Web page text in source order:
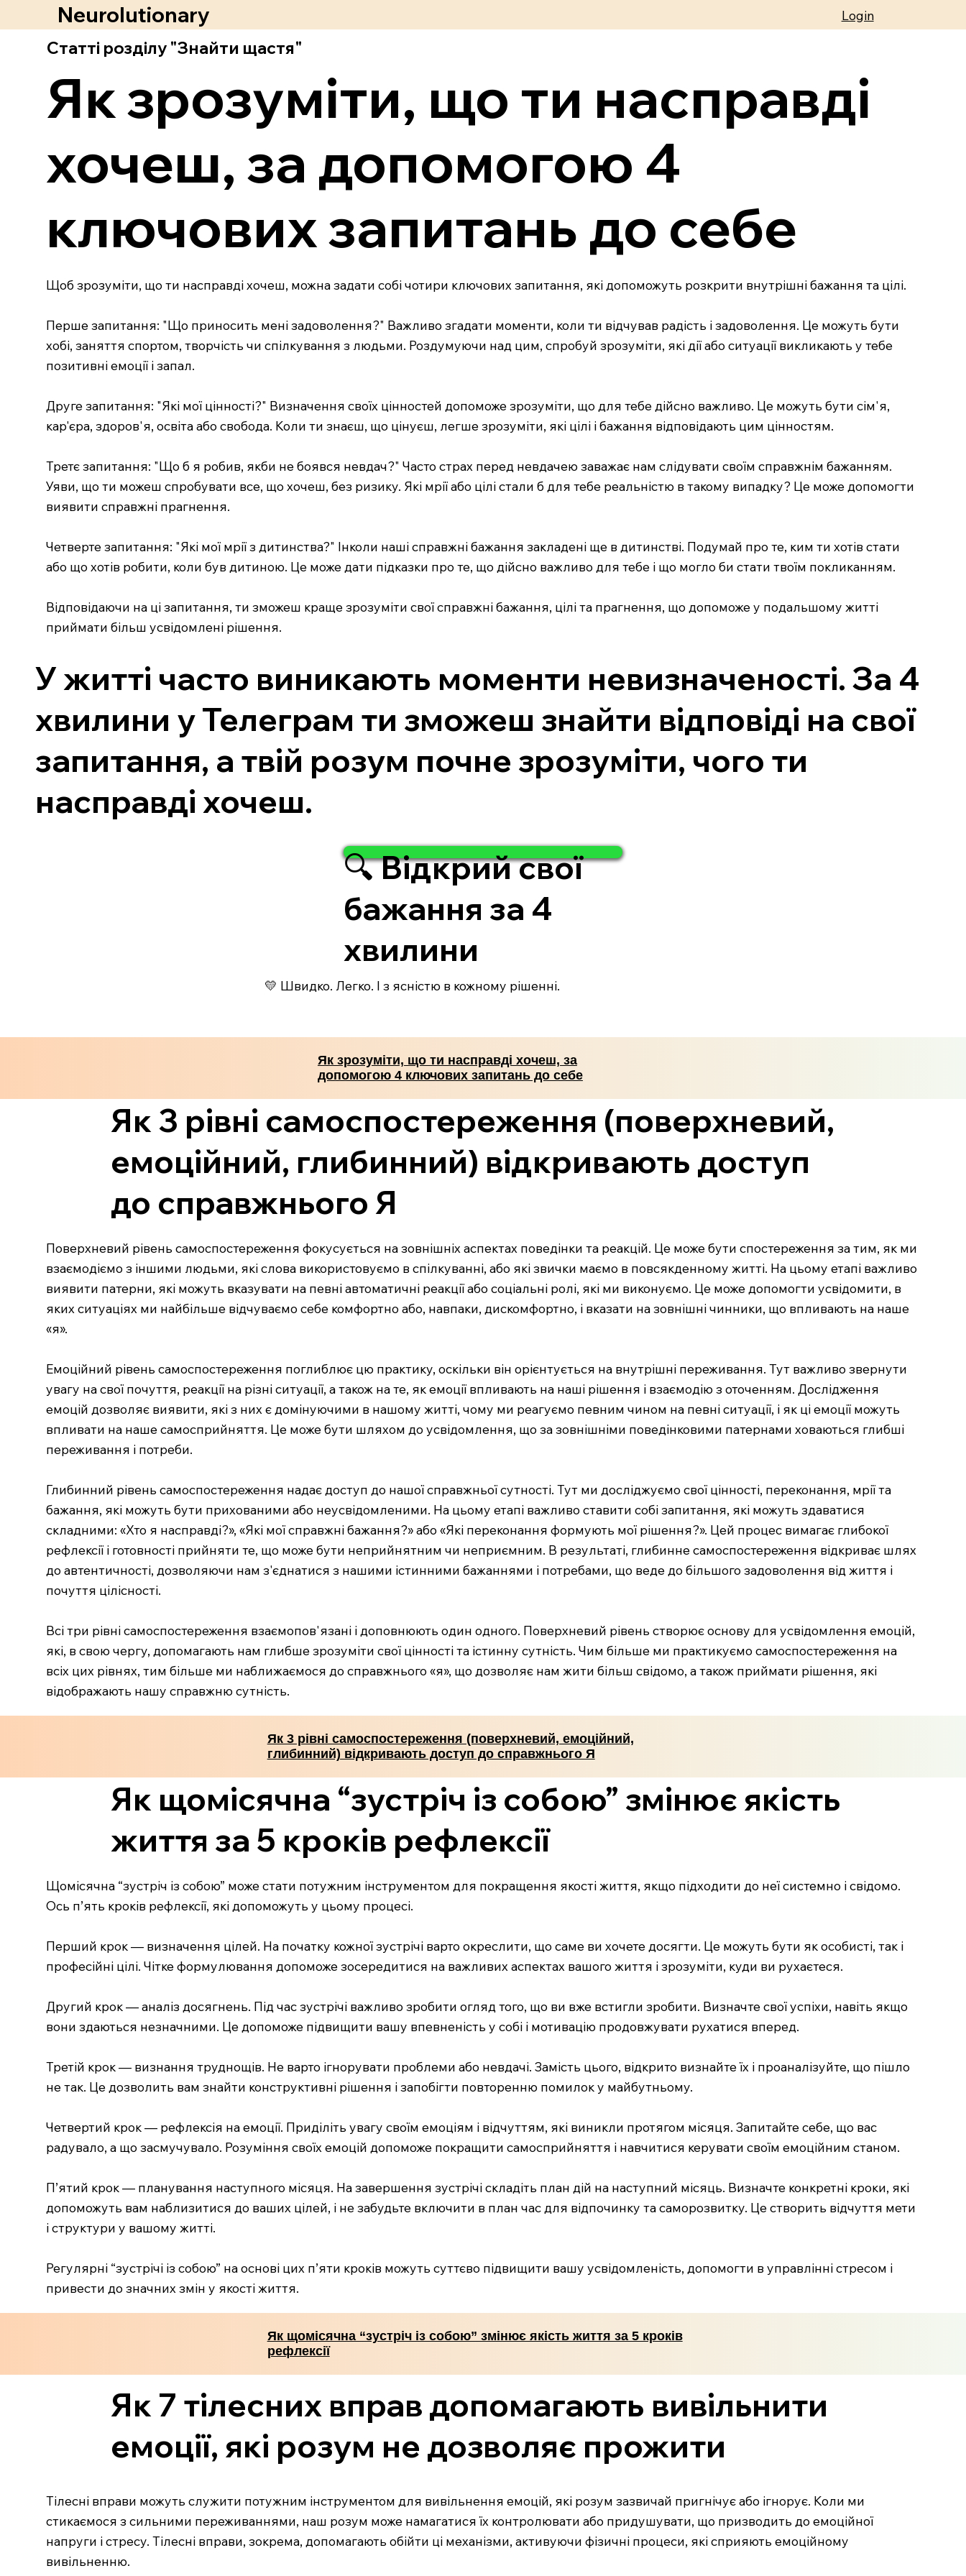
Neurolutionary Login
Статті розділу "Знайти щастя"
Як зрозуміти, що ти насправді
хочеш, за допомогою 4
ключових запитань до себе
Щоб зрозуміти, що ти насправді хочеш, можна задати собі чотири ключових запитання, які допоможуть розкрити внутрішні бажання та цілі.
Перше запитання: "Що приносить мені задоволення?" Важливо згадати моменти, коли ти відчував радість і задоволення. Це можуть бути
хобі, заняття спортом, творчість чи спілкування з людьми. Роздумуючи над цим, спробуй зрозуміти, які дії або ситуації викликають у тебе
позитивні емоції і запал.
Друге запитання: "Які мої цінності?" Визначення своїх цінностей допоможе зрозуміти, що для тебе дійсно важливо. Це можуть бути сім'я,
кар'єра, здоров'я, освіта або свобода. Коли ти знаєш, що цінуєш, легше зрозуміти, які цілі і бажання відповідають цим цінностям.
Третє запитання: "Що б я робив, якби не боявся невдач?" Часто страх перед невдачею заважає нам слідувати своїм справжнім бажанням.
Уяви, що ти можеш спробувати все, що хочеш, без ризику. Які мрії або цілі стали б для тебе реальністю в такому випадку? Це може допомогти
виявити справжні прагнення.
Четверте запитання: "Які мої мрії з дитинства?" Інколи наші справжні бажання закладені ще в дитинстві. Подумай про те, ким ти хотів стати
або що хотів робити, коли був дитиною. Це може дати підказки про те, що дійсно важливо для тебе і що могло би стати твоїм покликанням.
Відповідаючи на ці запитання, ти зможеш краще зрозуміти свої справжні бажання, цілі та прагнення, що допоможе у подальшому житті
приймати більш усвідомлені рішення.
У житті часто виникають моменти невизначеності. За 4
хвилини у Телеграм ти зможеш знайти відповіді на свої
запитання, а твій розум почне зрозуміти, чого ти
насправді хочеш.
🔍 Відкрий свої
бажання за 4
хвилини
💛 Швидко. Легко. І з ясністю в кожному рішенні.
Як зрозуміти, що ти насправді хочеш, за
допомогою 4 ключових запитань до себе
Як 3 рівні самоспостереження (поверхневий,
емоційний, глибинний) відкривають доступ
до справжнього Я
Поверхневий рівень самоспостереження фокусується на зовнішніх аспектах поведінки та реакцій. Це може бути спостереження за тим, як ми
взаємодіємо з іншими людьми, які слова використовуємо в спілкуванні, або які звички маємо в повсякденному житті. На цьому етапі важливо
виявити патерни, які можуть вказувати на певні автоматичні реакції або соціальні ролі, які ми виконуємо. Це може допомогти усвідомити, в
яких ситуаціях ми найбільше відчуваємо себе комфортно або, навпаки, дискомфортно, і вказати на зовнішні чинники, що впливають на наше
«я».
Емоційний рівень самоспостереження поглиблює цю практику, оскільки він орієнтується на внутрішні переживання. Тут важливо звернути
увагу на свої почуття, реакції на різні ситуації, а також на те, як емоції впливають на наші рішення і взаємодію з оточенням. Дослідження
емоцій дозволяє виявити, які з них є домінуючими в нашому житті, чому ми реагуємо певним чином на певні ситуації, і як ці емоції можуть
впливати на наше самосприйняття. Це може бути шляхом до усвідомлення, що за зовнішніми поведінковими патернами ховаються глибші
переживання і потреби.
Глибинний рівень самоспостереження надає доступ до нашої справжньої сутності. Тут ми досліджуємо свої цінності, переконання, мрії та
бажання, які можуть бути прихованими або неусвідомленими. На цьому етапі важливо ставити собі запитання, які можуть здаватися
складними: «Хто я насправді?», «Які мої справжні бажання?» або «Які переконання формують мої рішення?». Цей процес вимагає глибокої
рефлексії і готовності прийняти те, що може бути неприйнятним чи неприємним. В результаті, глибинне самоспостереження відкриває шлях
до автентичності, дозволяючи нам з'єднатися з нашими істинними бажаннями і потребами, що веде до більшого задоволення від життя і
почуття цілісності.
Всі три рівні самоспостереження взаємопов'язані і доповнюють один одного. Поверхневий рівень створює основу для усвідомлення емоцій,
які, в свою чергу, допомагають нам глибше зрозуміти свої цінності та істинну сутність. Чим більше ми практикуємо самоспостереження на
всіх цих рівнях, тим більше ми наближаємося до справжнього «я», що дозволяє нам жити більш свідомо, а також приймати рішення, які
відображають нашу справжню сутність.
Як 3 рівні самоспостереження (поверхневий, емоційний,
глибинний) відкривають доступ до справжнього Я
Як щомісячна “зустріч із собою” змінює якість
життя за 5 кроків рефлексії
Щомісячна “зустріч із собою” може стати потужним інструментом для покращення якості життя, якщо підходити до неї системно і свідомо.
Ось п’ять кроків рефлексії, які допоможуть у цьому процесі.
Перший крок — визначення цілей. На початку кожної зустрічі варто окреслити, що саме ви хочете досягти. Це можуть бути як особисті, так і
професійні цілі. Чітке формулювання допоможе зосередитися на важливих аспектах вашого життя і зрозуміти, куди ви рухаєтеся.
Другий крок — аналіз досягнень. Під час зустрічі важливо зробити огляд того, що ви вже встигли зробити. Визначте свої успіхи, навіть якщо
вони здаються незначними. Це допоможе підвищити вашу впевненість у собі і мотивацію продовжувати рухатися вперед.
Третій крок — визнання труднощів. Не варто ігнорувати проблеми або невдачі. Замість цього, відкрито визнайте їх і проаналізуйте, що пішло
не так. Це дозволить вам знайти конструктивні рішення і запобігти повторенню помилок у майбутньому.
Четвертий крок — рефлексія на емоції. Приділіть увагу своїм емоціям і відчуттям, які виникли протягом місяця. Запитайте себе, що вас
радувало, а що засмучувало. Розуміння своїх емоцій допоможе покращити самосприйняття і навчитися керувати своїм емоційним станом.
П’ятий крок — планування наступного місяця. На завершення зустрічі складіть план дій на наступний місяць. Визначте конкретні кроки, які
допоможуть вам наблизитися до ваших цілей, і не забудьте включити в план час для відпочинку та саморозвитку. Це створить відчуття мети
і структури у вашому житті.
Регулярні “зустрічі із собою” на основі цих п’яти кроків можуть суттєво підвищити вашу усвідомленість, допомогти в управлінні стресом і
привести до значних змін у якості життя.
Як щомісячна “зустріч із собою” змінює якість життя за 5 кроків
рефлексії
Як 7 тілесних вправ допомагають вивільнити
емоції, які розум не дозволяє прожити
Тілесні вправи можуть служити потужним інструментом для вивільнення емоцій, які розум зазвичай пригнічує або ігнорує. Коли ми
стикаємося з сильними переживаннями, наш розум може намагатися їх контролювати або придушувати, що призводить до емоційної
напруги і стресу. Тілесні вправи, зокрема, допомагають обійти ці механізми, активуючи фізичні процеси, які сприяють емоційному
вивільненню.